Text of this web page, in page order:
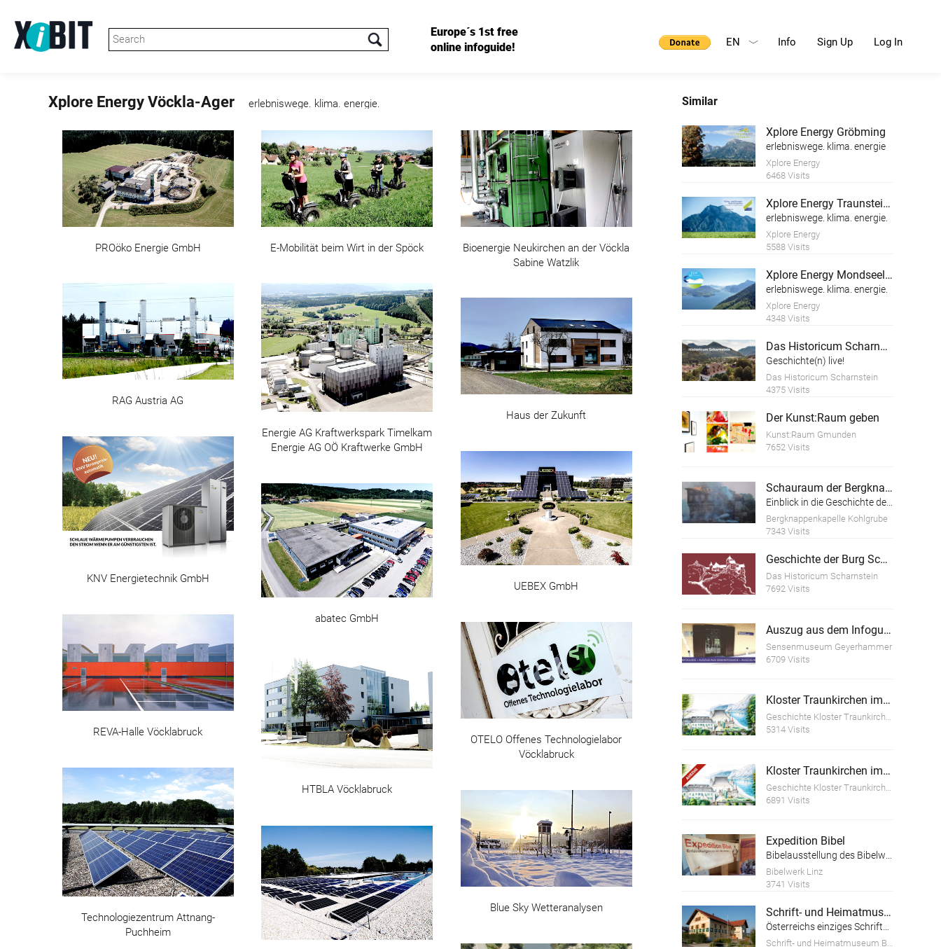
Europe´s 1st free
online infoguide!
Info Sign Up Log In
EN
Xplore Energy Vöckla-Ager erlebniswege. klima. energie.
PROöko Energie GmbH E-Mobilität beim Wirt in der Spöck
Bioenergie Neukirchen an der Vöckla
Sabine Watzlik
RAG Austria AG
Energie AG Kraftwerkspark Timelkam
Energie AG OÖ Kraftwerke GmbH
Haus der Zukunft
KNV Energietechnik GmbH
UEBEX GmbH
abatec GmbH
REVA-Halle Vöcklabruck
OTELO Offenes Technologielabor
Vöcklabruck
HTBLA Vöcklabruck
Technologiezentrum Attnang-
Puchheim
Blue Sky Wetteranalysen
Similar
Xplore Energy Gröbming
erlebniswege. klima. energie
Xplore Energy
6468 Visits
Xplore Energy Traunsteinregion
erlebniswege. klima. energie.
Xplore Energy
5588 Visits
Xplore Energy Mondseeland
erlebniswege. klima. energie.
Xplore Energy
4348 Visits
Das Historicum Scharnstein
Geschichte(n) live!
Das Historicum Scharnstein
4375 Visits
Der Kunst:Raum geben
Kunst:Raum Gmunden
7652 Visits
Schauraum der Bergknappenkapelle Kohlgrube
Einblick in die Geschichte des Kohle-Bergbaus im Hausruck-Viertel
Bergknappenkapelle Kohlgrube
7343 Visits
Geschichte der Burg Scharnstein
Das Historicum Scharnstein
7692 Visits
Auszug aus dem Infoguide "Geschichte des Sensenschmiedemuseum Geyerhammer"
Sensenmuseum Geyerhammer
6709 Visits
Kloster Traunkirchen im Wandel der Zeit
Geschichte Kloster Traunkirchen
5314 Visits
Kloster Traunkirchen im Wandel der Zeit (Auszug)
6891 Visits
Expedition Bibel
Bibelwerk Linz
3741 Visits
Schrift- und Heimatmuseum Bartlhaus